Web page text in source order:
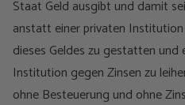
Staat Geld ausgibt und damit
anstatt einer privaten
dieses Geldes zu gestatten und
Institution gegen Zinsen zu
ohne Besteuerung und ohne